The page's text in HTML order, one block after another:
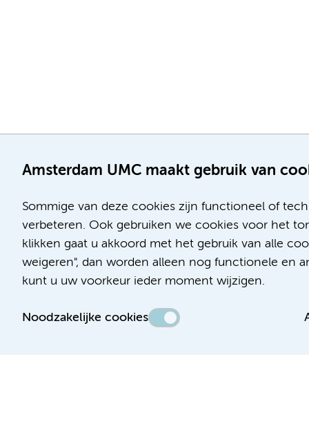
Amsterdam UMC maakt gebruik van
Sommige van deze cookies zijn functioneel of
verbeteren. Ook gebruiken we cookies voor het
klikken gaat u akkoord met het gebruik van alle
weigeren", dan worden alleen nog functionele en
kunt u uw voorkeur ieder moment wijzigen.
Noodzakelijke cookies
Meibergdreef 9
1105 AZ Amsterdam
Telefoon:
De Boelelaan 1117
1081 HV Amsterdam
Telefoon: